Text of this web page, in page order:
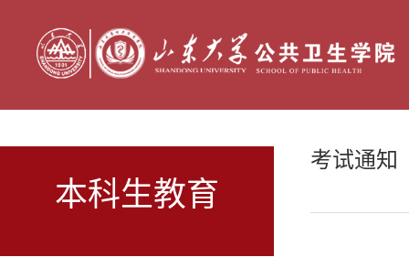
本科生教育
考试通知